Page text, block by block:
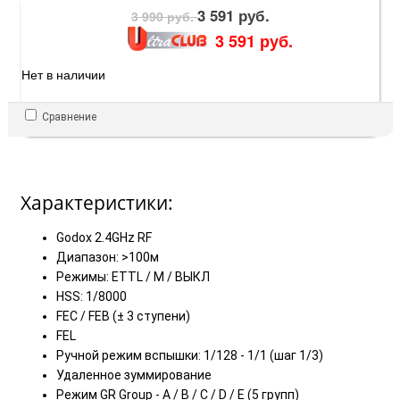
3 990 руб.3 591 руб.
3 591 руб.
Нет в наличии
Сравнение
Характеристики:
Godox 2.4GHz RF
Диапазон: >100м
Режимы: ETTL / М / ВЫКЛ
HSS: 1/8000
FEC / FEB (± 3 ступени)
FEL
Ручной режим вспышки: 1/128 - 1/1 (шаг 1/3)
Удаленное зуммирование
Режим GR Group - A / B / C / D / E (5 групп)